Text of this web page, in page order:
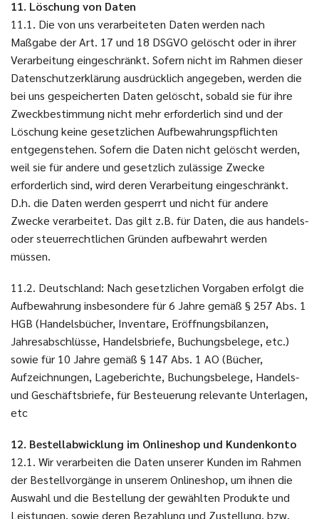
11. Löschung von Daten
11.1. Die von uns verarbeiteten Daten werden nach
Maßgabe der Art. 17 und 18 DSGVO gelöscht oder in ihrer
Verarbeitung eingeschränkt. Sofern nicht im Rahmen dieser
Datenschutzerklärung ausdrücklich angegeben, werden die
bei uns gespeicherten Daten gelöscht, sobald sie für ihre
Zweckbestimmung nicht mehr erforderlich sind und der
Löschung keine gesetzlichen Aufbewahrungspflichten
entgegenstehen. Sofern die Daten nicht gelöscht werden,
weil sie für andere und gesetzlich zulässige Zwecke
erforderlich sind, wird deren Verarbeitung eingeschränkt.
D.h. die Daten werden gesperrt und nicht für andere
Zwecke verarbeitet. Das gilt z.B. für Daten, die aus handels-
oder steuerrechtlichen Gründen aufbewahrt werden
müssen.
11.2. Deutschland: Nach gesetzlichen Vorgaben erfolgt die
Aufbewahrung insbesondere für 6 Jahre gemäß § 257 Abs. 1
HGB (Handelsbücher, Inventare, Eröffnungsbilanzen,
Jahresabschlüsse, Handelsbriefe, Buchungsbelege, etc.)
sowie für 10 Jahre gemäß § 147 Abs. 1 AO (Bücher,
Aufzeichnungen, Lageberichte, Buchungsbelege, Handels-
und Geschäftsbriefe, für Besteuerung relevante Unterlagen,
etc
12. Bestellabwicklung im Onlineshop und Kundenkonto
12.1. Wir verarbeiten die Daten unserer Kunden im Rahmen
der Bestellvorgänge in unserem Onlineshop, um ihnen die
Auswahl und die Bestellung der gewählten Produkte und
Leistungen, sowie deren Bezahlung und Zustellung, bzw.